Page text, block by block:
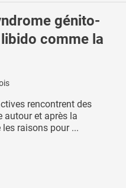
génito-
comme la
rencontrent des
autour et après la
raisons pour ...